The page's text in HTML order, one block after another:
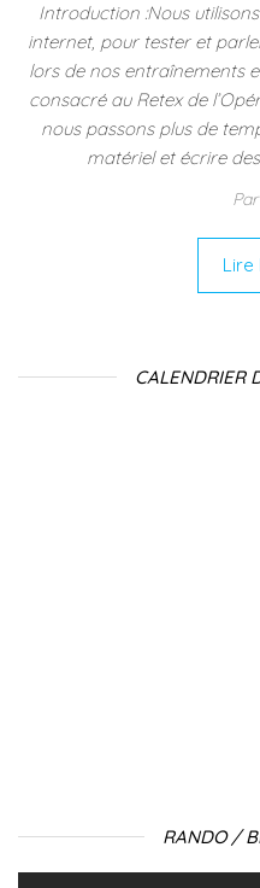
Introduction :Nous
internet, pour tester et
lors de nos entraînements
consacré au Retex de
nous passons plus de
matériel et écrire
Par
Lire
CALENDRIER
RANDO /